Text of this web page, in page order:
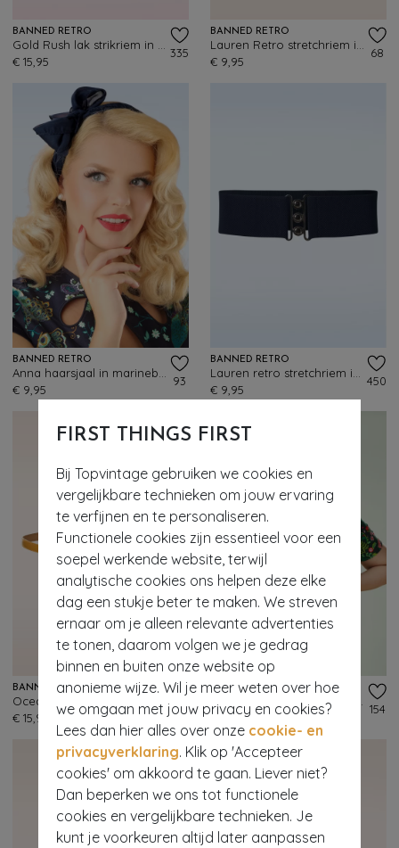
FIRST THINGS FIRST
Bij Topvintage gebruiken we cookies en
vergelijkbare technieken om jouw ervaring
te verfijnen en te personaliseren.
Functionele cookies zijn essentieel voor een
soepel werkende website, terwijl
analytische cookies ons helpen deze elke
dag een stukje beter te maken. We streven
ernaar om je alleen relevante advertenties
te tonen, daarom volgen we je gedrag
binnen en buiten onze website op
anonieme wijze. Wil je meer weten over hoe
we omgaan met jouw privacy en cookies?
Lees dan hier alles over onze cookie- en
privacyverklaring. Klik op 'Accepteer
cookies' om akkoord te gaan. Liever niet?
Dan beperken we ons tot functionele
cookies en vergelijkbare technieken. Je
kunt je voorkeuren altijd later aanpassen
BANNED RETRO
€ 15,95
335
BANNED RETRO
€ 9,95
68
BANNED RETRO
€ 9,95
93
BANNED RETRO
€ 9,95
450
BANNED RETRO
€ 15,95
57
- 60%
BLUTSGESCHWISTER
€ 49,95 € 19,95
154